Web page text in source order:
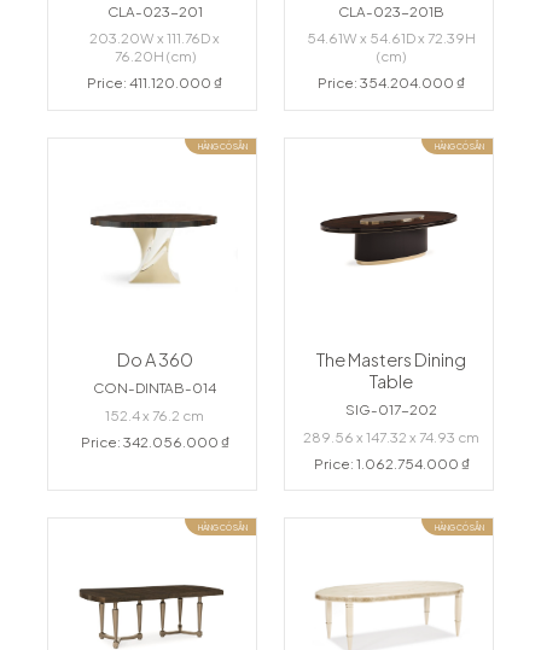
CLA-023-201
203.20W x 111.76D x
76.20H (cm)
Price: 411.120.000 ₫
CLA-023-201B
54.61W x 54.61D x 72.39H
(cm)
Price: 354.204.000 ₫
HÀNG CÓ SẴN
Do A 360
CON-DINTAB-014
152.4 x 76.2 cm
Price: 342.056.000 ₫
HÀNG CÓ SẴN
The Masters Dining
Table
SIG-017-202
289.56 x 147.32 x 74.93 cm
Price: 1.062.754.000 ₫
HÀNG CÓ SẴN HÀNG CÓ SẴN